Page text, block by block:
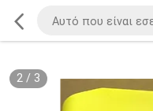
2/ 3